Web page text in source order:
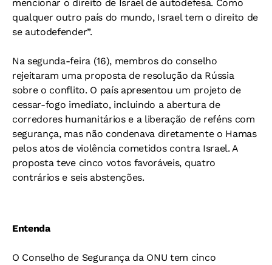
mencionar o direito de Israel de autodefesa. Como
qualquer outro país do mundo, Israel tem o direito de
se autodefender”.
Na segunda-feira (16), membros do conselho
rejeitaram uma proposta de resolução da Rússia
sobre o conflito. O país apresentou um projeto de
cessar-fogo imediato, incluindo a abertura de
corredores humanitários e a liberação de reféns com
segurança, mas não condenava diretamente o Hamas
pelos atos de violência cometidos contra Israel. A
proposta teve cinco votos favoráveis, quatro
contrários e seis abstenções.
Entenda
O Conselho de Segurança da ONU tem cinco